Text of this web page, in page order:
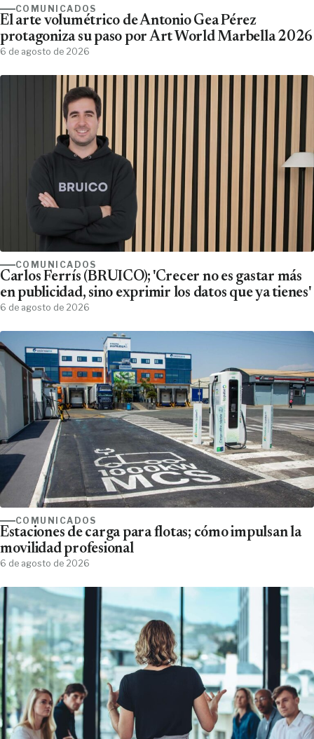
COMUNICADOS
El arte volumétrico de Antonio Gea Pérez
protagoniza su paso por Art World Marbella 2026
6 de agosto de 2026
COMUNICADOS
Carlos Ferrís (BRUICO); 'Crecer no es gastar más
en publicidad, sino exprimir los datos que ya tienes'
6 de agosto de 2026
COMUNICADOS
Estaciones de carga para flotas; cómo impulsan la
movilidad profesional
6 de agosto de 2026